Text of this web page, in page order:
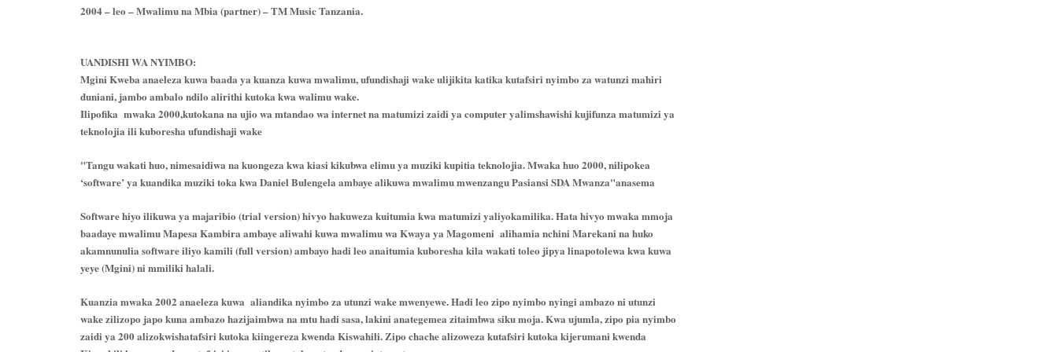
2004 – leo – Mwalimu na Mbia (partner) – TM Music Tanzania.
UANDISHI WA NYIMBO:
Mgini Kweba anaeleza kuwa baada ya kuanza kuwa mwalimu, ufundishaji wake ulijikita katika kutafsiri nyimbo za watunzi mahiri
duniani, jambo ambalo ndilo alirithi kutoka kwa walimu wake.
Ilipofika mwaka 2000,kutokana na ujio wa mtandao wa internet na matumizi zaidi ya computer yalimshawishi kujifunza matumizi ya
teknolojia ili kuboresha ufundishaji wake
"Tangu wakati huo, nimesaidiwa na kuongeza kwa kiasi kikubwa elimu ya muziki kupitia teknolojia. Mwaka huo 2000, nilipokea
‘software’ ya kuandika muziki toka kwa Daniel Bulengela ambaye alikuwa mwalimu mwenzangu Pasiansi SDA Mwanza"anasema
Software hiyo ilikuwa ya majaribio (trial version) hivyo hakuweza kuitumia kwa matumizi yaliyokamilika. Hata hivyo mwaka mmoja
baadaye mwalimu Mapesa Kambira ambaye aliwahi kuwa mwalimu wa Kwaya ya Magomeni alihamia nchini Marekani na huko
akamnunulia software iliyo kamili (full version) ambayo hadi leo anaitumia kuboresha kila wakati toleo jipya linapotolewa kwa kuwa
yeye (Mgini) ni mmiliki halali.
Kuanzia mwaka 2002 anaeleza kuwa aliandika nyimbo za utunzi wake mwenyewe. Hadi leo zipo nyimbo nyingi ambazo ni utunzi
wake zilizopo japo kuna ambazo hazijaimbwa na mtu hadi sasa, lakini anategemea zitaimbwa siku moja. Kwa ujumla, zipo pia nyimbo
zaidi ya 200 alizokwishatafsiri kutoka kiingereza kwenda Kiswahili. Zipo chache alizoweza kutafsiri kutoka kijerumani kwenda